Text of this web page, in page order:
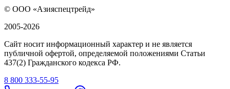
© ООО «Азияспецтрейд»
2005-2026
Сайт носит информационный характер и не является
публичной офертой, определяемой положениями Статьи
437(2) Гражданского кодекса РФ.
8 800 333-55-95